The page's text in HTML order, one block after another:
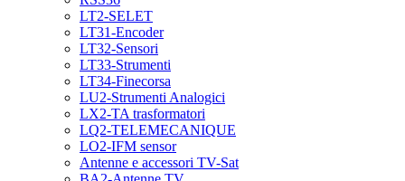
LT2-SELET
LT31-Encoder
LT32-Sensori
LT33-Strumenti
LT34-Finecorsa
LU2-Strumenti Analogici
LX2-TA trasformatori
LQ2-TELEMECANIQUE
LO2-IFM sensor
Antenne e accessori TV-Sat